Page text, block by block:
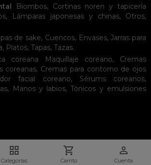
Biombos, Cortinas noren y tapicería
, Lámparas japonesas y chinas, Otros,
de sake, Cuencos, Envases,Jarras para
, Platos, Tapas, Tazas.
coreana Maquillaje coreano, Cremas
coreanas, Cremas para contorno de ojos
facial coreano, Sérums coreanos,
, Manos y labios,Tónicos y emulsiones

Categorías

Carrito

Cuenta